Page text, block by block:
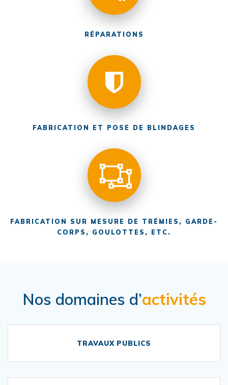
RÉPARATIONS
FABRICATION ET POSE DE BLINDAGES
FABRICATION SUR MESURE DE TRÉMIES, GARDE-
CORPS, GOULOTTES, ETC.
Nos domaines d’activités
TRAVAUX PUBLICS